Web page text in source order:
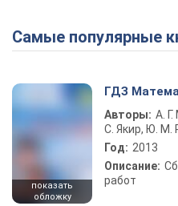
Самые популярные
показать
обложку
ГДЗ
Авторы: А.
С. Якир, Ю. М.
Год: 2013
Описание:
работ